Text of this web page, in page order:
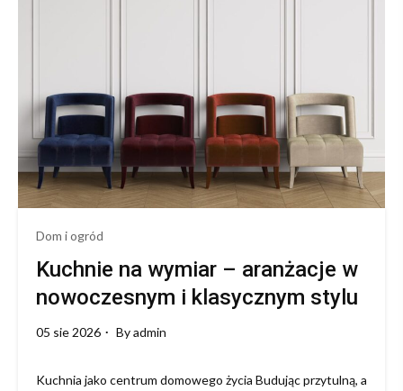
idealne
rozwiązanie
Dom i ogród
Kuchnie na wymiar – aranżacje w
nowoczesnym i klasycznym stylu
05 sie 2026 Byadmin
Kuchnia jako centrum domowego życia Budując przytulną, a